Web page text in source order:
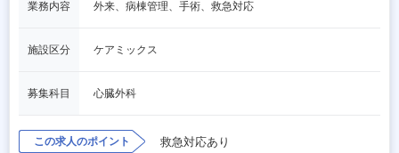
業務内容 外来、病棟管理、手術、救急対応
施設区分 ケアミックス
募集科目 心臓外科
この求人のポイント 救急対応あり